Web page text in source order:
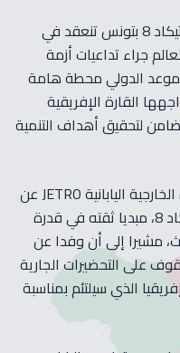
وأبرز السيد عثمان الجرندي أن قمة التيكاد 8 بتونس تنعقد في
جراء تداعيات أزمة
الموعد الدولي محطة هامة
القارة الإفريقية
لتحقيق أهداف التنمية
من ناحيته، أعرب رئيس منظمة التجارة الخارجية اليابانية JETRO عن
تطلعه إلى زيارة بلادنا خلال قمة التيكاد 8، مبديا ثقته في قدرة
مشيرا إلى أن وفدا عن
على التحضيرات الجارية
الذي سيلتئم بمناسبة